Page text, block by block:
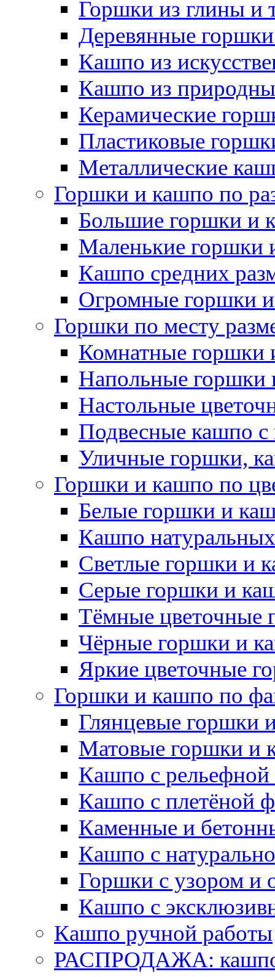
Горшки из глины и
Деревянные
Кашпо из
Кашпо из
Керамические
Пластиковые
Металлические
Горшки и кашпо по
Большие горшки и
Маленькие горшки
Кашпо средних
Огромные горшки
Горшки по месту
Комнатные горшки
Напольные горшки
Настольные
Подвесные кашпо с
Уличные горшки,
Горшки и кашпо по
Белые горшки и
Кашпо
Светлые горшки и
Серые горшки и
Тёмные цветочные
Чёрные горшки и
Яркие цветочные
Горшки и кашпо по
Глянцевые горшки
Матовые горшки и
Кашпо с рельефной
Кашпо с плетёной
Каменные и
Кашпо с
Горшки с узором и
Кашпо с
Кашпо ручной работы
РАСПРОДАЖА: кашпо